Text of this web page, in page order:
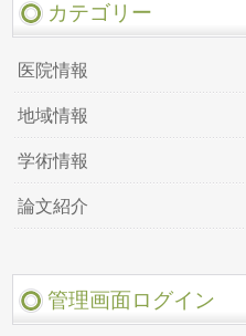
カテゴリー
医院情報
地域情報
学術情報
論文紹介
管理画面ログイン